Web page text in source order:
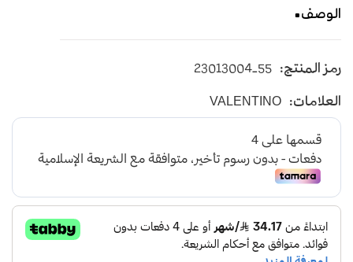
الوصف
صناعة ايطالية
رمز المنتج: 23013004-55
العلامات: VALENTINO